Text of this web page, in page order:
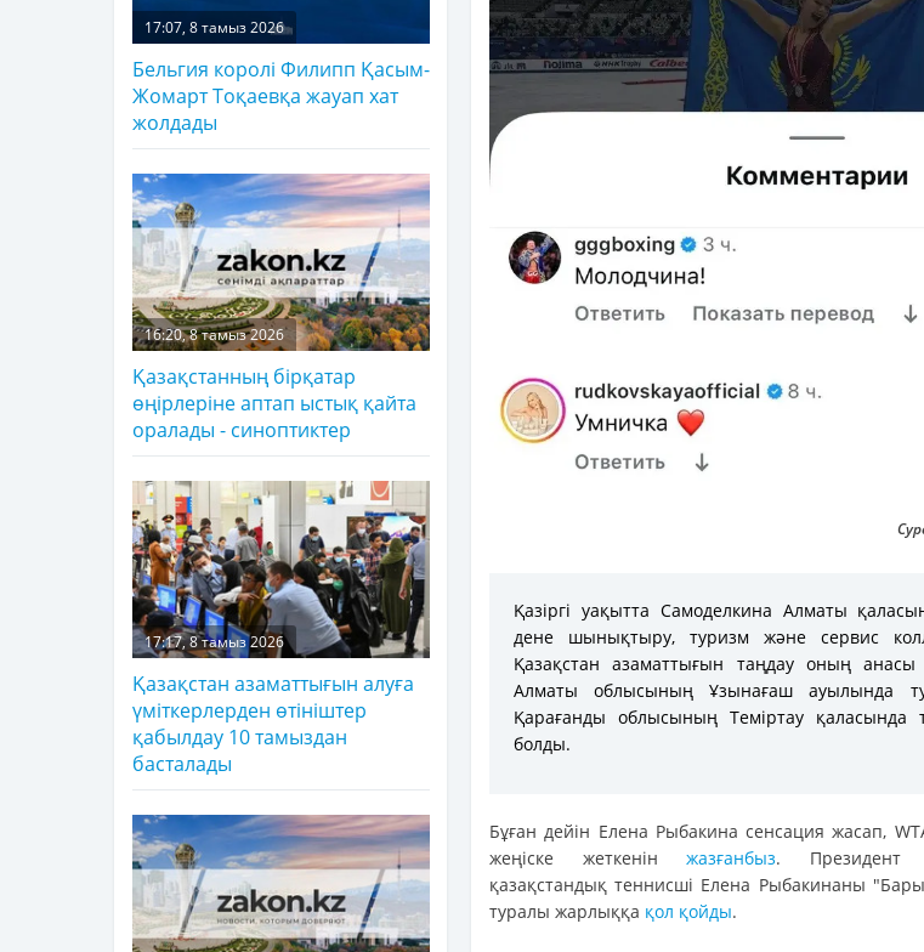
Қазіргі уақытта Самоделкина Алматы
дене шынықтыру, туризм және сервис
Қазақстан азаматтығын таңдау оның
Алматы облысының Ұзынағаш ауылында
Қарағанды облысының Теміртау қаласында
болды.
Бұған дейін Елена Рыбакина сенсация жасап,
жеңіске жеткенінжазғанбыз. Президент
қазақстандық теннисші Елена Рыбакинаны
туралы жарлыққа қол қойды.
17:07, 8 тамыз 2026
Бельгия королі Филипп Қасым-
Жомарт Тоқаевқа жауап хат
жолдады
16:20, 8 тамыз 2026
Қазақстанның бірқатар
өңірлеріне аптап ыстық қайта
оралады - синоптиктер
17:17, 8 тамыз 2026
Қазақстан азаматтығын алуға
үміткерлерден өтініштер
қабылдау 10 тамыздан
басталады